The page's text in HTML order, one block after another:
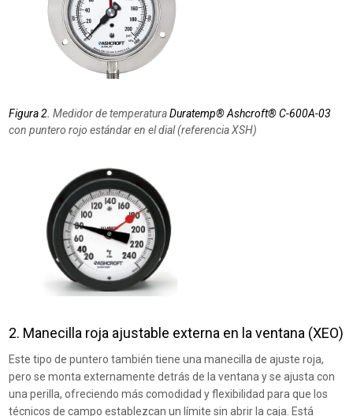
Figura 2. Medidor de temperaturaDuratemp® Ashcroft® C-600A-03
con puntero rojo estándar en el dial (referencia XSH)
2. Manecilla roja ajustable externa en la ventana (XEO)
Este tipo de puntero también tiene una manecilla de ajuste roja,
pero se monta externamente detrás de la ventana y se ajusta con
una perilla, ofreciendo más comodidad y flexibilidad para que los
técnicos de campo establezcan un límite sin abrir la caja. Está